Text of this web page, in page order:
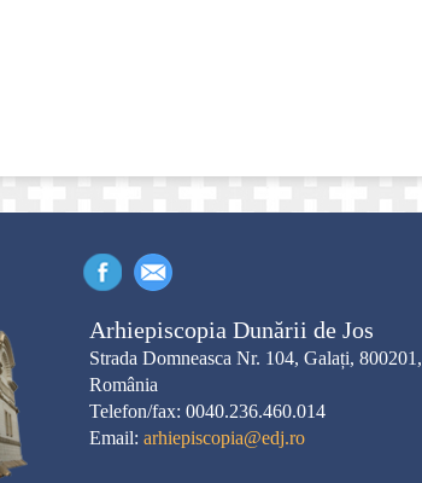
Arhiepiscopia Dunării de Jos
Strada Domneasca Nr. 104, Galați, 800201,
România
Telefon/fax: 0040.236.460.014
Email: arhiepiscopia@edj.ro